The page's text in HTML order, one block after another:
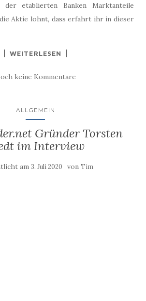
etablierten Banken Marktanteile
Aktie lohnt, dass erfahrt ihr in dieser
WEITERLESEN
keine Kommentare
ALLGEMEIN
Gründer Torsten
im Interview
am 3. Juli 2020 von Tim